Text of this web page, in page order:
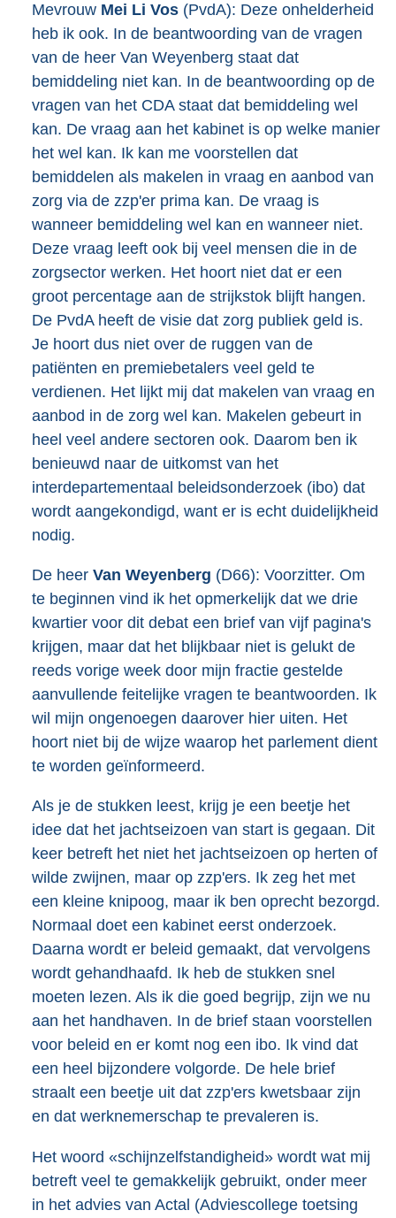
Mevrouw Mei Li Vos (PvdA): Deze onhelderheid
heb ik ook. In de beantwoording van de vragen
van de heer Van Weyenberg staat dat
bemiddeling niet kan. In de beantwoording op de
vragen van het CDA staat dat bemiddeling wel
kan. De vraag aan het kabinet is op welke manier
het wel kan. Ik kan me voorstellen dat
bemiddelen als makelen in vraag en aanbod van
zorg via de zzp'er prima kan. De vraag is
wanneer bemiddeling wel kan en wanneer niet.
Deze vraag leeft ook bij veel mensen die in de
zorgsector werken. Het hoort niet dat er een
groot percentage aan de strijkstok blijft hangen.
De PvdA heeft de visie dat zorg publiek geld is.
Je hoort dus niet over de ruggen van de
patiënten en premiebetalers veel geld te
verdienen. Het lijkt mij dat makelen van vraag en
aanbod in de zorg wel kan. Makelen gebeurt in
heel veel andere sectoren ook. Daarom ben ik
benieuwd naar de uitkomst van het
interdepartementaal beleidsonderzoek (ibo) dat
wordt aangekondigd, want er is echt duidelijkheid
nodig.
De heer Van Weyenberg (D66): Voorzitter. Om
te beginnen vind ik het opmerkelijk dat we drie
kwartier voor dit debat een brief van vijf pagina's
krijgen, maar dat het blijkbaar niet is gelukt de
reeds vorige week door mijn fractie gestelde
aanvullende feitelijke vragen te beantwoorden. Ik
wil mijn ongenoegen daarover hier uiten. Het
hoort niet bij de wijze waarop het parlement dient
te worden geïnformeerd.
Als je de stukken leest, krijg je een beetje het
idee dat het jachtseizoen van start is gegaan. Dit
keer betreft het niet het jachtseizoen op herten of
wilde zwijnen, maar op zzp'ers. Ik zeg het met
een kleine knipoog, maar ik ben oprecht bezorgd.
Normaal doet een kabinet eerst onderzoek.
Daarna wordt er beleid gemaakt, dat vervolgens
wordt gehandhaafd. Ik heb de stukken snel
moeten lezen. Als ik die goed begrijp, zijn we nu
aan het handhaven. In de brief staan voorstellen
voor beleid en er komt nog een ibo. Ik vind dat
een heel bijzondere volgorde. De hele brief
straalt een beetje uit dat zzp'ers kwetsbaar zijn
en dat werknemerschap te prevaleren is.
Het woord «schijnzelfstandigheid» wordt wat mij
betreft veel te gemakkelijk gebruikt, onder meer
in het advies van Actal (Adviescollege toetsing